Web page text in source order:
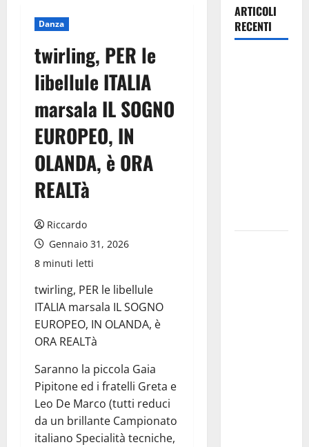
Danza
twirling, PER le
libellule ITALIA
marsala IL SOGNO
EUROPEO, IN
OLANDA, è ORA
REALTà
Riccardo
Gennaio 31, 2026
8 minuti letti
twirling, PER le libellule
ITALIA marsala IL SOGNO
EUROPEO, IN OLANDA, è
ORA REALTà
Saranno la piccola Gaia
Pipitone ed i fratelli Greta e
Leo De Marco (tutti reduci
da un brillante Campionato
italiano Specialità tecniche,
ARTICOLI
RECENTI